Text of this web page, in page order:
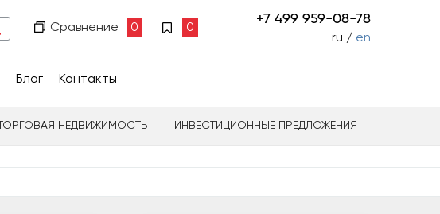
Сравнение 0 0
+7 499 959-08-78
ru / en
Блог Контакты
ТОРГОВАЯ НЕДВИЖИМОСТЬ ИНВЕСТИЦИОННЫЕ ПРЕДЛОЖЕНИЯ